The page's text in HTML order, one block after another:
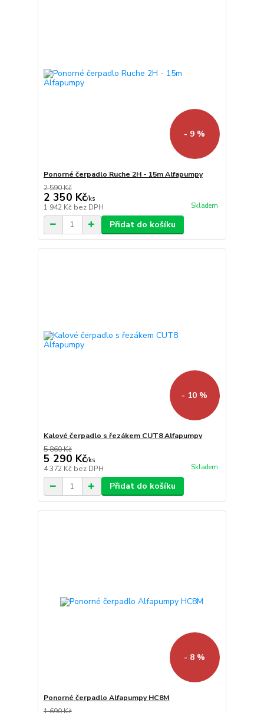
- 9 %
Ponorné čerpadlo Ruche 2H - 15m Alfapumpy
2 590 Kč
2 350 Kč/ks
1 942 Kč bez DPH Skladem
Přidat do košíku
- 10 %
Kalové čerpadlo s řezákem CUT8 Alfapumpy
5 860 Kč
5 290 Kč/ks
4 372 Kč bez DPH Skladem
Přidat do košíku
- 8 %
Ponorné čerpadlo Alfapumpy HC8M
1 690 Kč